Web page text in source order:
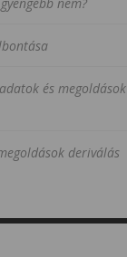
nem?
és megoldások
deriválás